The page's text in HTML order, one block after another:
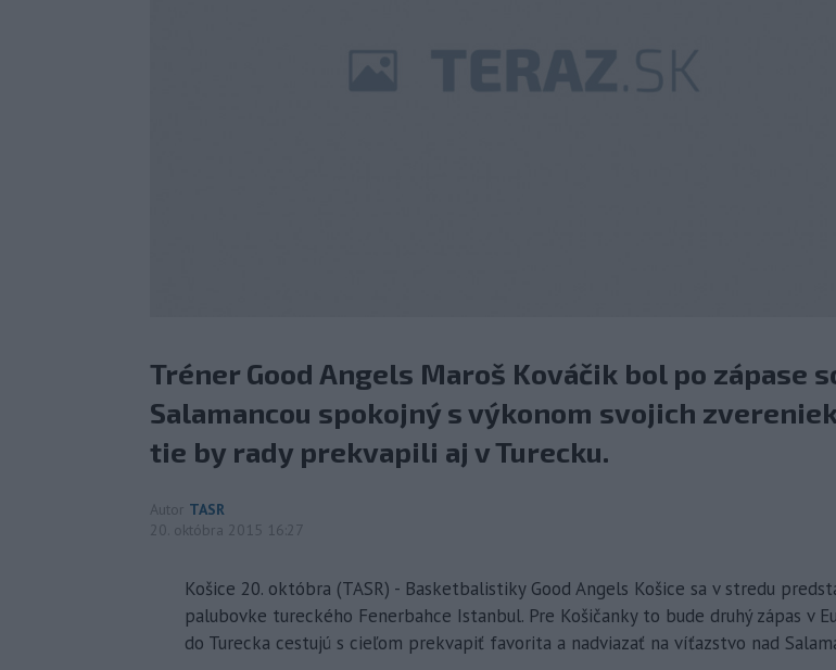
Tréner Good Angels Maroš Kováčik bol po zápase
Salamancou spokojný s výkonom svojich
tie by rady prekvapili aj v Turecku.
Autor TASR
20. októbra 2015 16:27
Košice 20. októbra (TASR) - Basketbalistiky Good Angels Košice sa v stredu
palubovke tureckého Fenerbahce Istanbul. Pre Košičanky to bude druhý zápas v
do Turecka cestujú s cieľom prekvapiť favorita a nadviazať na víťazstvo nad